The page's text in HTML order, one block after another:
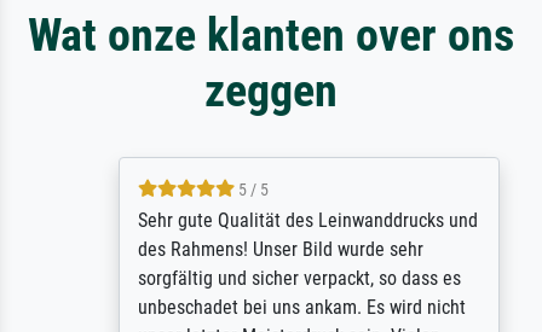
Wat onze klanten over ons
zeggen
5 / 5
Sehr gute Qualität des Leinwanddrucks und
des Rahmens! Unser Bild wurde sehr
sorgfältig und sicher verpackt, so dass es
unbeschadet bei uns ankam. Es wird nicht